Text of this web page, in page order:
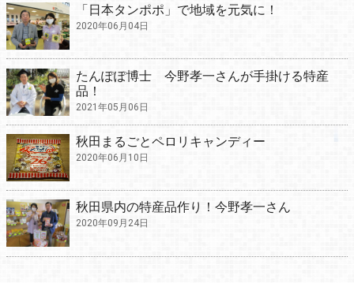
「日本タンポポ」で地域を元気に！
2020年06月04日
たんぽぽ博士 今野孝一さんが手掛ける特産
品！
2021年05月06日
秋田まるごとペロリキャンディー
2020年06月10日
秋田県内の特産品作り！今野孝一さん
2020年09月24日